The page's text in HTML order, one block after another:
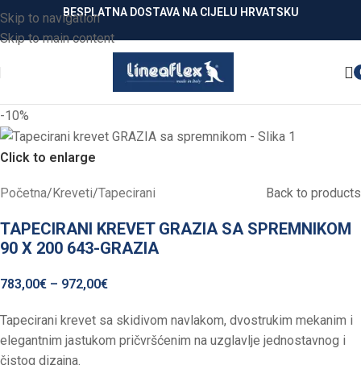
Skip to navigation
Skip to main content
BESPLATNA DOSTAVA NA CIJELU HRVATSKU
-10%
Click to enlarge
Početna/ Kreveti/Tapecirani Back to products
TAPECIRANI KREVET GRAZIA SA SPREMNIKOM
90 X 200 643-GRAZIA
783,00€ – 972,00€
Tapecirani krevet sa skidivom navlakom, dvostrukim mekanim i
elegantnim jastukom pričvršćenim na uzglavlje jednostavnog i
čistog dizajna.